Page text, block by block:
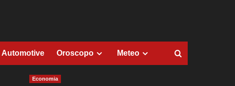
Automotive Oroscopo Meteo
Economia